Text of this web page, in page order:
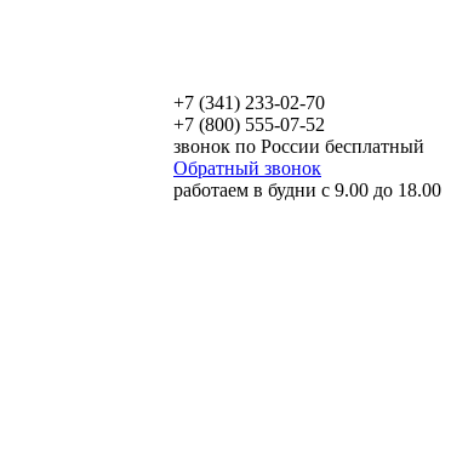
+7 (341) 233-02-70
+7 (800) 555-07-52
звонок по России бесплатный
Обратный звонок
работаем в будни с 9.00 до 18.00